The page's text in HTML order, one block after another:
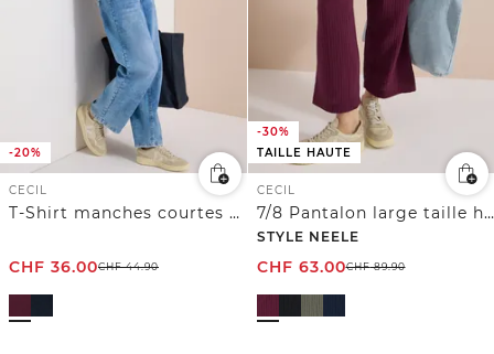
-20%
CECIL
T-Shirt manches courtes avec ruban décoratif
CHF 36.00CHF44.90
-30%
TAILLE HAUTE
CECIL
7/8 Pantalon large taille haute en Loose Fit
STYLE NEELE
CHF 63.00CHF89.90